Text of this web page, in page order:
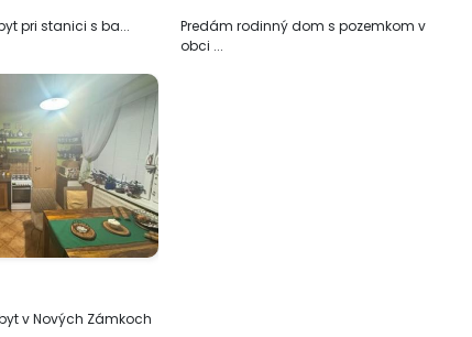
pri stanici s ba...
Predám rodinný dom s pozemkom v
obci ...
v Nových Zámkoch